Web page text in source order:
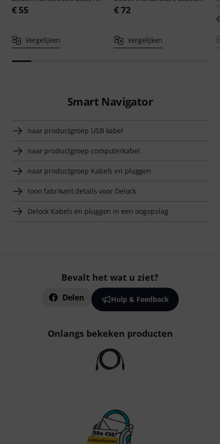
€ 55
Vergelijken
€ 72
Vergelijken
Smart Navigator
naar productgroep USB kabel
naar productgroep computerkabel
naar productgroep Kabels en pluggen
toon fabrikant details voor Delock
Delock Kabels en pluggen in een oogopslag
Bevalt het wat u ziet?
Delen Hulp & Feedback
Onlangs bekeken producten